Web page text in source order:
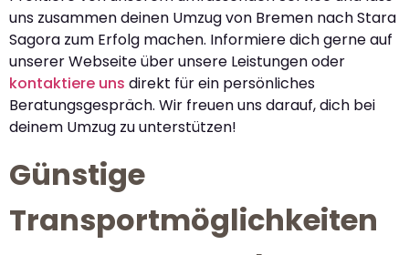
uns zusammen deinen Umzug von Bremen nach Stara
Sagora zum Erfolg machen. Informiere dich gerne auf
unserer Webseite über unsere Leistungen oder
kontaktiere uns direkt für ein persönliches
Beratungsgespräch. Wir freuen uns darauf, dich bei
deinem Umzug zu unterstützen!
Günstige
Transportmöglichkeiten